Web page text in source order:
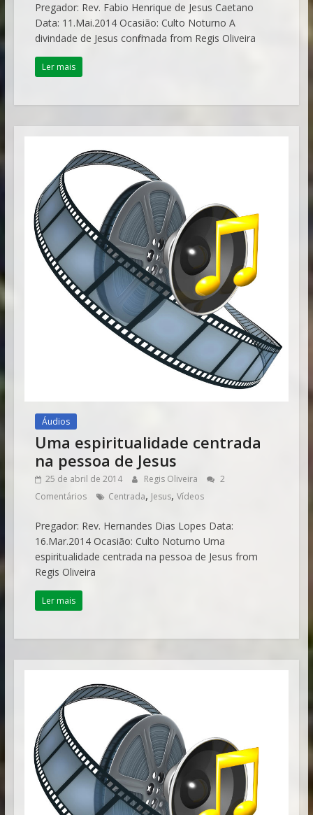
Pregador: Rev. Fabio Henrique de Jesus Caetano
Data: 11.Mai.2014 Ocasião: Culto Noturno A
divindade de Jesus confirmada from Regis Oliveira
Ler mais
Áudios
Uma espiritualidade centrada
na pessoa de Jesus
25 de abril de 2014 Regis Oliveira
2
Comentários
Centrada, Jesus, Vídeos
Pregador: Rev. Hernandes Dias Lopes Data:
16.Mar.2014 Ocasião: Culto Noturno Uma
espiritualidade centrada na pessoa de Jesus from
Regis Oliveira
Ler mais